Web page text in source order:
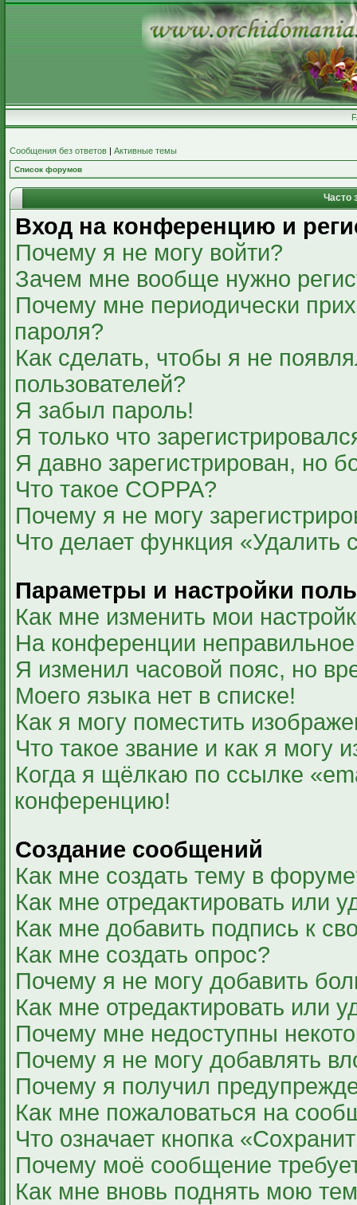
Сообщения без ответов | Активные темы
Список форумов
Часто
Вход на конференцию и
Почему я не могу войти?
Зачем мне вообще нужно
Почему мне периодически
пароля?
Как сделать, чтобы я не
пользователей?
Я забыл пароль!
Я только что
Я давно зарегистрирован, но
Что такое COPPA?
Почему я не могу
Что делает функция «Удалить
Параметры и настройки
Как мне изменить мои
На конференции
Я изменил часовой пояс, но
Моего языка нет в списке!
Как я могу поместить
Что такое звание и как я могу
Когда я щёлкаю по ссылке
конференцию!
Создание сообщений
Как мне создать тему в
Как мне отредактировать или
Как мне добавить подпись к
Как мне создать опрос?
Почему я не могу добавить
Как мне отредактировать или
Почему мне недоступны
Почему я не могу добавлять
Почему я получил
Как мне пожаловаться на
Что означает кнопка
Почему моё сообщение
Как мне вновь поднять мою